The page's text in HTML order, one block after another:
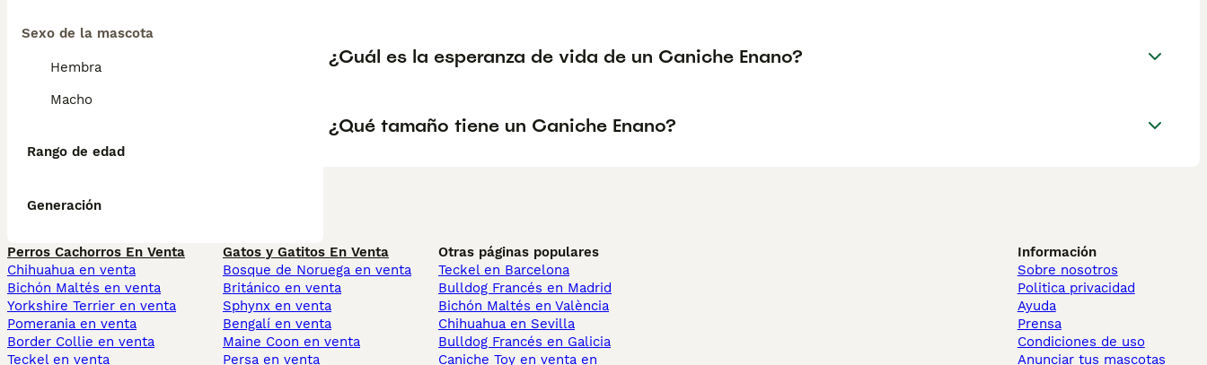
Sexo de la mascota
Hembra
Macho
Rango de edad
Generación
¿Cuál es la esperanza de vida de un Caniche Enano?
¿Qué tamaño tiene un Caniche Enano?
Perros Cachorros En Venta
Chihuahua en venta
Bichón Maltés en venta
Yorkshire Terrier en venta
Pomerania en venta
Border Collie en venta
Teckel en venta
Gatos y Gatitos En Venta
Bosque de Noruega en venta
Británico en venta
Sphynx en venta
Bengalí en venta
Maine Coon en venta
Persa en venta
Otras páginas populares
Teckel en Barcelona
Bulldog Francés en Madrid
Bichón Maltés en València
Chihuahua en Sevilla
Bulldog Francés en Galicia
Caniche Toy en venta en
Información
Sobre nosotros
Politica privacidad
Ayuda
Prensa
Condiciones de uso
Anunciar tus mascotas